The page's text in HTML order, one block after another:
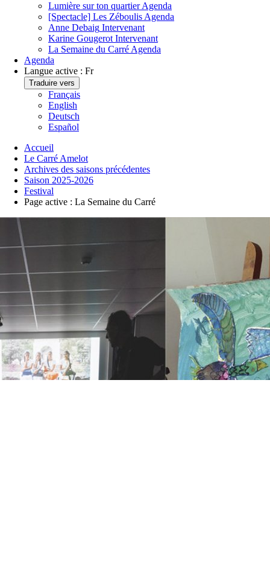
Lumière sur ton quartier Agenda
[Spectacle] Les Zéboulis Agenda
Anne Debaig Intervenant
Karine Gougerot Intervenant
La Semaine du Carré Agenda
Agenda
Langue active : Fr
Traduire vers
Français
English
Deutsch
Español
Accueil
Le Carré Amelot
Archives des saisons précédentes
Saison 2025-2026
Festival
Page active : La Semaine du Carré